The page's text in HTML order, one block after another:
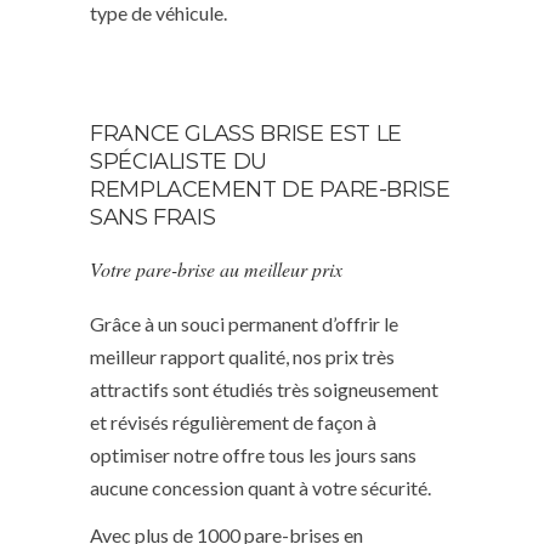
type de véhicule.
FRANCE GLASS BRISE EST LE
SPÉCIALISTE DU
REMPLACEMENT DE PARE-BRISE
SANS FRAIS
Votre pare-brise au meilleur prix
Grâce à un souci permanent d’offrir le
meilleur rapport qualité, nos prix très
attractifs sont étudiés très soigneusement
et révisés régulièrement de façon à
optimiser notre offre tous les jours sans
aucune concession quant à votre sécurité.
Avec plus de 1000 pare-brises en